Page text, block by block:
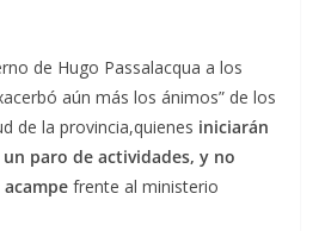
de Hugo Passalacqua a los
aún más los ánimos” de los
de la provincia,quienes iniciarán
paro de actividades, y no
frente al ministerio